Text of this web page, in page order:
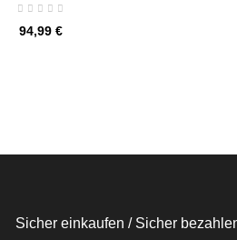
Preis
94,99 €
Sicher einkaufen / Sicher